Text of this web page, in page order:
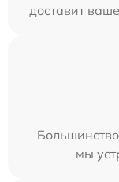
доставит
мы